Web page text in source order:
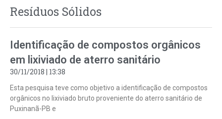
Resíduos Sólidos
Identificação de compostos orgânicos
em lixiviado de aterro sanitário
30/11/2018 13:38
Esta pesquisa teve como objetivo a identificação de compostos
orgânicos no lixiviado bruto proveniente do aterro sanitário de
Puxinanã-PB e